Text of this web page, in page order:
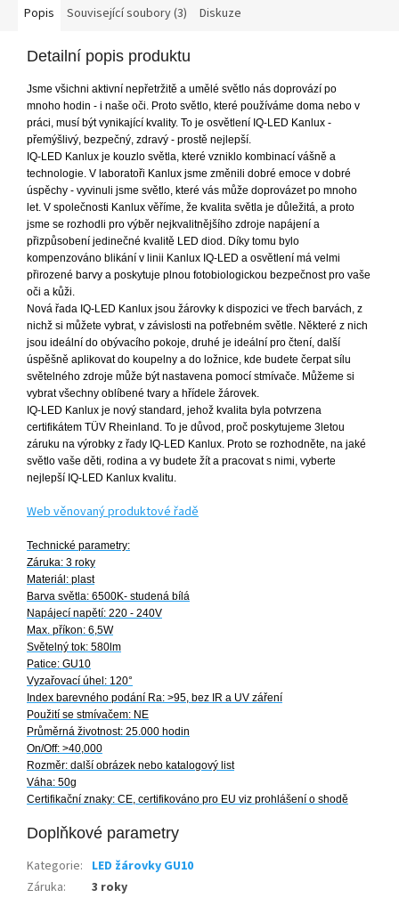
Popis Související soubory (3) Diskuze
Detailní popis produktu
Jsme všichni aktivní nepřetržitě a umělé světlo nás doprovází po
mnoho hodin - i naše oči. Proto světlo, které používáme doma nebo v
práci, musí být vynikající kvality. To je osvětlení IQ-LED Kanlux -
přemýšlivý, bezpečný, zdravý - prostě nejlepší.
IQ-LED Kanlux je kouzlo světla, které vzniklo kombinací vášně a
technologie. V laboratoři Kanlux jsme změnili dobré emoce v dobré
úspěchy - vyvinuli jsme světlo, které vás může doprovázet po mnoho
let. V společnosti Kanlux věříme, že kvalita světla je důležitá, a proto
jsme se rozhodli pro výběr nejkvalitnějšího zdroje napájení a
přizpůsobení jedinečné kvalitě LED diod. Díky tomu bylo
kompenzováno blikání v linii Kanlux IQ-LED a osvětlení má velmi
přirozené barvy a poskytuje plnou fotobiologickou bezpečnost pro vaše
oči a kůži.
Nová řada IQ-LED Kanlux jsou žárovky k dispozici ve třech barvách, z
nichž si můžete vybrat, v závislosti na potřebném světle. Některé z nich
jsou ideální do obývacího pokoje, druhé je ideální pro čtení, další
úspěšně aplikovat do koupelny a do ložnice, kde budete čerpat sílu
světelného zdroje může být nastavena pomocí stmívače. Můžeme si
vybrat všechny oblíbené tvary a hřídele žárovek.
IQ-LED Kanlux je nový standard, jehož kvalita byla potvrzena
certifikátem TÜV Rheinland. To je důvod, proč poskytujeme 3letou
záruku na výrobky z řady IQ-LED Kanlux. Proto se rozhodněte, na jaké
světlo vaše děti, rodina a vy budete žít a pracovat s nimi, vyberte
nejlepší IQ-LED Kanlux kvalitu.
Web věnovaný produktové řadě
Technické parametry:
Záruka: 3 roky
Materiál: plast
Barva světla: 6500K- studená bílá
Napájecí napětí: 220 - 240V
Max. příkon: 6,5W
Světelný tok: 580lm
Patice: GU10
Vyzařovací úhel: 120°
Index barevného podání Ra: >95, bez IR a UV záření
Použití se stmívačem: NE
Průměrná životnost: 25.000 hodin
On/Off: >40,000
Rozměr: další obrázek nebo katalogový list
Váha: 50g
Certifikační znaky: CE, certifikováno pro EU viz prohlášení o shodě
Doplňkové parametry
Kategorie: LED žárovky GU10
Záruka:
3 roky